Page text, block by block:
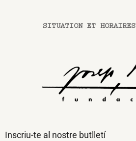
SITUATION ET HORAIRES
Inscriu-te al nostre butlletí